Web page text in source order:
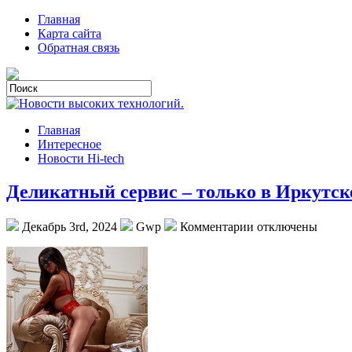
Главная
Карта сайта
Обратная связь
Главная
Интересное
Новости Hi-tech
Деликатный сервис – только в
Декабрь 3rd, 2024 Gwp Комментарии отключены